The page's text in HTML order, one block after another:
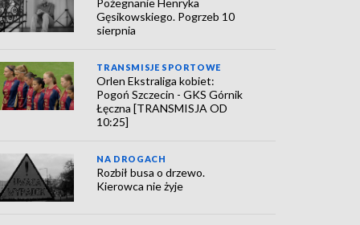
Pożegnanie Henryka
Gęsikowskiego. Pogrzeb 10
sierpnia
TRANSMISJE SPORTOWE
Orlen Ekstraliga kobiet:
Pogoń Szczecin - GKS Górnik
Łęczna [TRANSMISJA OD
10:25]
NA DROGACH
Rozbił busa o drzewo.
Kierowca nie żyje